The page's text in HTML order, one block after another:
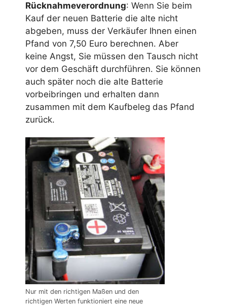
Rücknahmeverordnung: Wenn Sie beim
Kauf der neuen Batterie die alte nicht
abgeben, muss der Verkäufer Ihnen einen
Pfand von 7,50 Euro berechnen. Aber
keine Angst, Sie müssen den Tausch nicht
vor dem Geschäft durchführen. Sie können
auch später noch die alte Batterie
vorbeibringen und erhalten dann
zusammen mit dem Kaufbeleg das Pfand
zurück.
Nur mit den richtigen Maßen und den
richtigen Werten funktioniert eine neue